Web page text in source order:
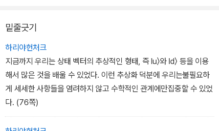
밑줄긋기
하리야헌처크
지금까지 우리는 상태 벡터의 추상적인 형태, 즉 lu〉와 ld〉 등을 이용
해서 많은 것을 배울 수 있었다. 이런 추상화 덕분에 우리는불필요하
게 세세한 사항들을 염려하지 않고 수학적인 관계에만집중할 수 있었
다. (76쪽)